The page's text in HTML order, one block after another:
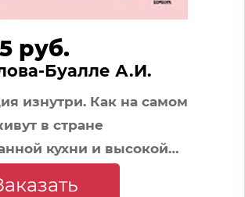
руб.
Буалле А.И.
изнутри. Как на самом
в стране
кухни и высокой